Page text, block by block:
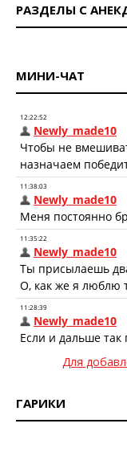
РАЗДЕЛЫ С
МИНИ-ЧАТ
Для
ГАРИКИ